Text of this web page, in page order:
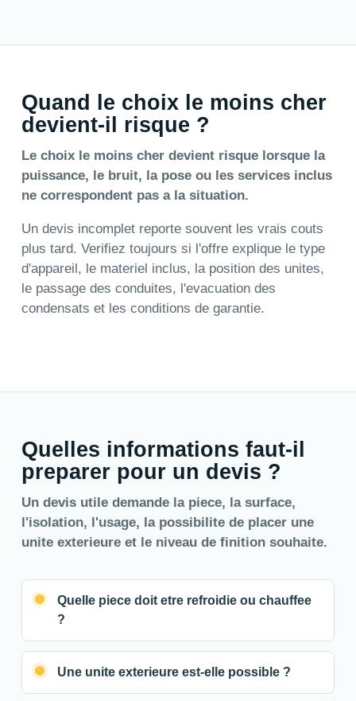
Quand le choix le moins cher
devient-il risque ?
Le choix le moins cher devient risque lorsque la
puissance, le bruit, la pose ou les services inclus
ne correspondent pas a la situation.
Un devis incomplet reporte souvent les vrais couts
plus tard. Verifiez toujours si l'offre explique le type
d'appareil, le materiel inclus, la position des unites,
le passage des conduites, l'evacuation des
condensats et les conditions de garantie.
Quelles informations faut-il
preparer pour un devis ?
Un devis utile demande la piece, la surface,
l'isolation, l'usage, la possibilite de placer une
unite exterieure et le niveau de finition souhaite.
Quelle piece doit etre refroidie ou chauffee
?
Une unite exterieure est-elle possible ?